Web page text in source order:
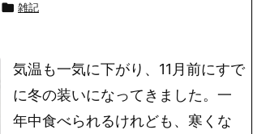
 雑記
気温も一気に下がり、11月前にすで
に冬の装いになってきました。一
年中食べられるけれども、寒くな